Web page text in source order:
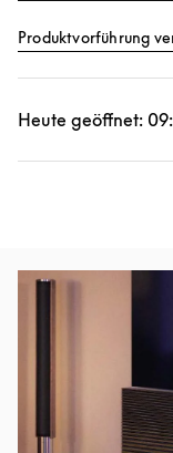
Produktvorführung
Heute geöffnet:
Eventbild